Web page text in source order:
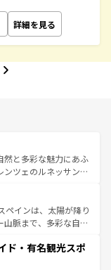
詳細を見る
然と多彩な魅力にあふ
ンツェのルネッサンス
アマルフィ海岸の絶
光の合間には、本場の
理を堪能することも
い旅をしてみよう！
ペインは、太陽が降り
脈まで、多彩な自然
ラメンコ、熱気あふ
活の一部となってい
ド・有名観光スポ